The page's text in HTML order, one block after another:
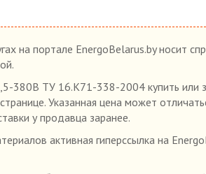
на портале EnergoBelarus.by носит
380В ТУ 16.К71-338-2004 купить или
Указанная цена может
у продавца заранее.
активная гиперссылка на